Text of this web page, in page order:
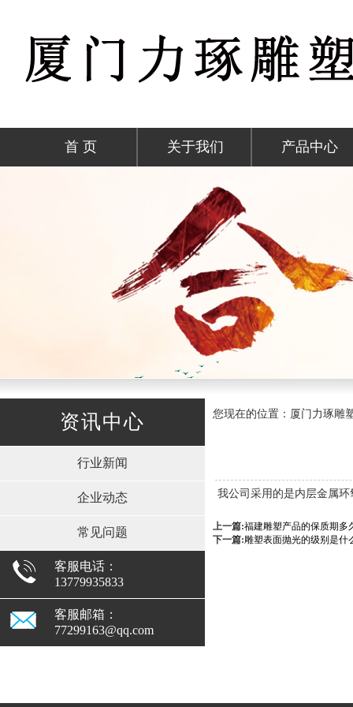
首 页 关于我们 产品中心
资讯中心
行业新闻
企业动态
常见问题
客服电话：
13779935833
客服邮箱：
77299163@qq.com
您现在的位置：厦门力琢雕
我公司采用的是内层金属
上一篇:福建雕塑产品的保质期多
下一篇:雕塑表面抛光的级别是什